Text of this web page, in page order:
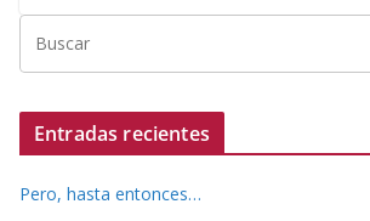
Entradas recientes
Pero, hasta entonces…